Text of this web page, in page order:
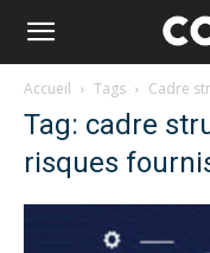
Accueil Tags Cadre
Tag: cadre
risques